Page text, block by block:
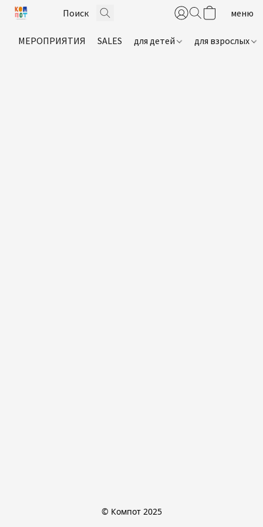
МЕРОПРИЯТИЯ SALES для детей для взрослых
© Компот 2025